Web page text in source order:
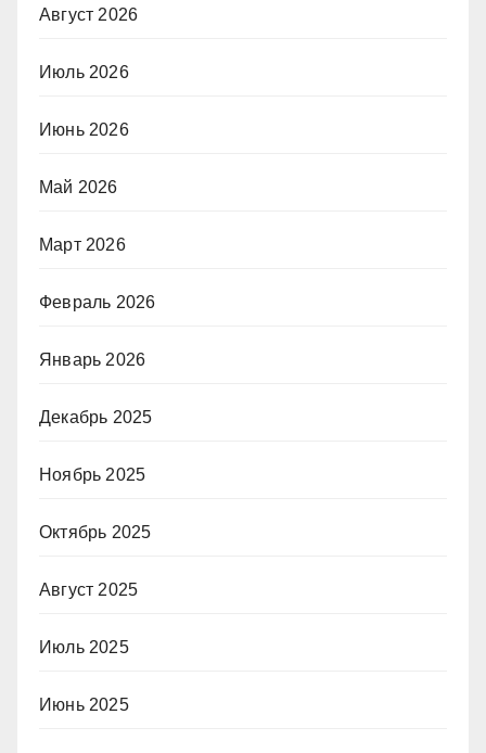
Август 2026
Июль 2026
Июнь 2026
Май 2026
Март 2026
Февраль 2026
Январь 2026
Декабрь 2025
Ноябрь 2025
Октябрь 2025
Август 2025
Июль 2025
Июнь 2025